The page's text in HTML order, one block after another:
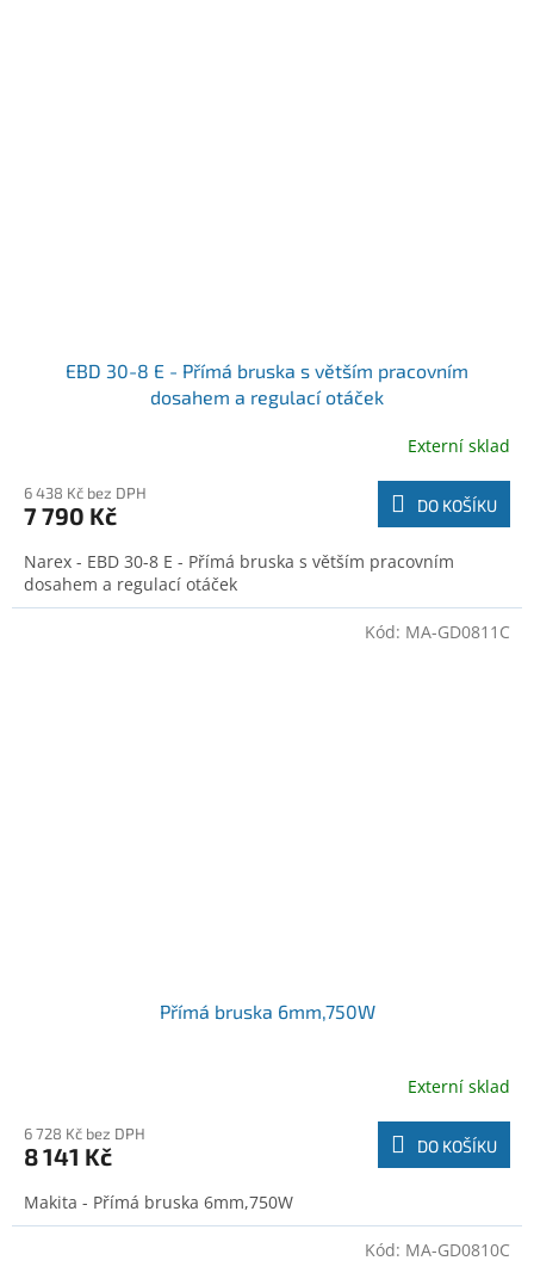
EBD 30-8 E - Přímá bruska s větším pracovním
dosahem a regulací otáček
Externí sklad
6 438 Kč bez DPH
7 790 Kč DO KOŠÍKU
Narex - EBD 30-8 E - Přímá bruska s větším pracovním
dosahem a regulací otáček
Přímá bruska 6mm,750W
Externí sklad
6 728 Kč bez DPH
8 141 Kč DO KOŠÍKU
Makita - Přímá bruska 6mm,750W
Kód: MA-GD0811C
Kód: MA-GD0810C